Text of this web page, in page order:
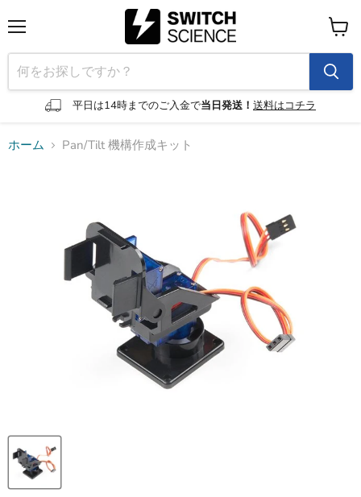
ニ
ュ
ー
平日は14時までのご入金で当日発送！ 送料はコチラ
カ
ー
ト
を
見
ホーム Pan/Tilt 機構作成キット